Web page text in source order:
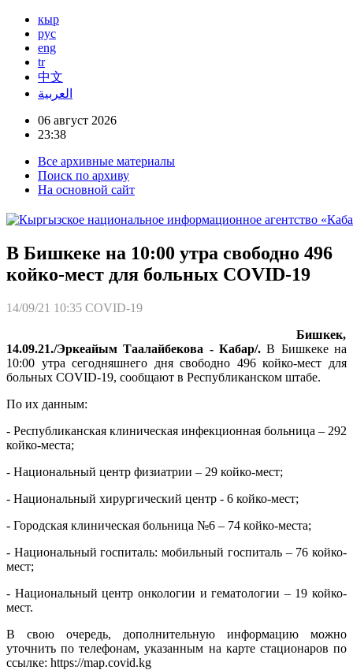
кыр
рус
eng
tr
中文
العربية
06 август 2026
23:38
Все архивные материалы
Поиск по архиву
На основной сайт
В Бишкеке на 10:00 утра свободно 496
койко-мест для больных COVID-19
14/09/21 10:35 COVID-19
Бишкек,
14.09.21./Эркеайым Таалайбекова - Кабар/. В Бишкеке на
10:00 утра сегодняшнего дня свободно 496 койко-мест для
больных COVID-19, сообщают в Республиканском штабе.
По их данным:
- Республиканская клиническая инфекционная больница – 292
койко-места;
- Национальный центр физиатрии – 29 койко-мест;
- Национальный хирургический центр - 6 койко-мест;
- Городская клиническая больница №6 – 74 койко-места;
- Национальный госпиталь: мобильный госпиталь – 76 койко-
мест;
- Национальный центр онкологии и гематологии – 19 койко-
мест.
В свою очередь, дополнительную информацию можно
уточнить по телефонам, указанным на карте стационаров по
ссылке: https://map.covid.kg